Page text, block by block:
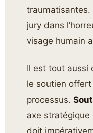
traumatisantes.
jury dans
visage humain
Il est tout aussi
le soutien
processus.
axe stratégique
doit